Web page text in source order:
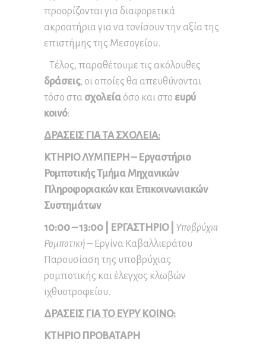
προορίζονται για διαφορετικά
ακροατήρια για να τονίσουν την αξία της
επιστήμης της Μεσογείου.
Τέλος, παραθέτουμε τις ακόλουθες
δράσεις, οι οποίες θα απευθύνονται
τόσο στα σχολεία όσο και στο ευρύ
κοινό:
ΔΡΑΣΕΙΣ ΓΙΑ ΤΑ ΣΧΟΛΕΙΑ:
ΚΤΗΡΙΟ ΛΥΜΠΕΡΗ – Εργαστήριο
Ρομποτικής Τμήμα Μηχανικών
Πληροφοριακών και Επικοινωνιακών
Συστημάτων
10:00 – 13:00 | ΕΡΓΑΣΤΗΡΙΟ | Υποβρύχια
Ρομποτική– Εργίνα Καβαλλιεράτου
Παρουσίαση της υποβρύχιας
ρομποτικής και έλεγχος κλωβών
ιχθυοτροφείου.
ΔΡΑΣΕΙΣ ΓΙΑ ΤΟ ΕΥΡΥ ΚΟΙΝΟ:
ΚΤΗΡΙΟ ΠΡΟΒΑΤΑΡΗ